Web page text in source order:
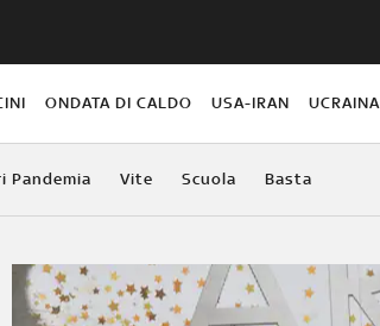
ONDATA DI CALDO USA-IRAN UCRAINA
Pandemia Vite Scuola Basta